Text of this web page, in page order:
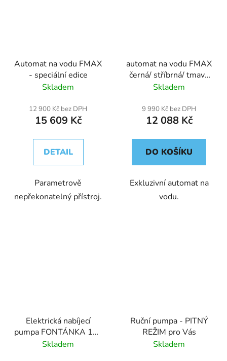
Automat na vodu FMAX
- speciální edice
Skladem
12 900 Kč bez DPH
15 609 Kč
DETAIL
Parametrově
nepřekonatelný přístroj.
automat na vodu FMAX
černá/ stříbrná/ tmavě
modrá / černá
Skladem
9 990 Kč bez DPH
12 088 Kč
DO KOŠÍKU
Exkluzivní automat na
vodu.
Elektrická nabíjecí
pumpa FONTÁNKA 12Z
na vodu pro 11l a 18,9l
Skladem
Ruční pumpa - PITNÝ
REŽIM pro Vás
Skladem